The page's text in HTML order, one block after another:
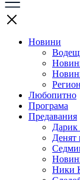
Новини
Любопитно
Програма
Предавания
Дарик
Денят
Ники